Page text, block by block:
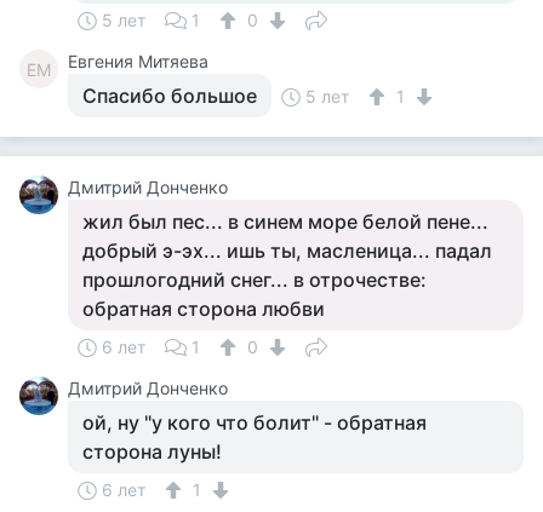
5 лет 1 0
ЕМ Евгения Митяева
Спасибо большое 5 лет 1
Дмитрий Донченко
жил был пес... в синем море белой пене...
добрый э-эх... ишь ты, масленица... падал
прошлогодний снег... в отрочестве:
обратная сторона любви
6 лет 1
0
Дмитрий Донченко
ой, ну "у кого что болит" - обратная
сторона луны!
6 лет 1